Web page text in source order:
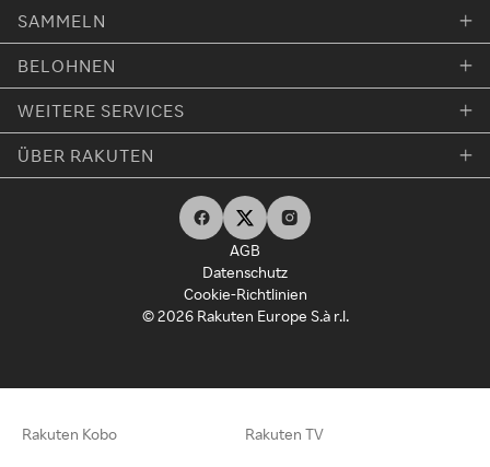
SAMMELN
BELOHNEN
WEITERE SERVICES
ÜBER RAKUTEN
AGB
Datenschutz
Cookie-Richtlinien
© 2026 Rakuten Europe S.à r.l.
Rakuten Kobo Rakuten TV